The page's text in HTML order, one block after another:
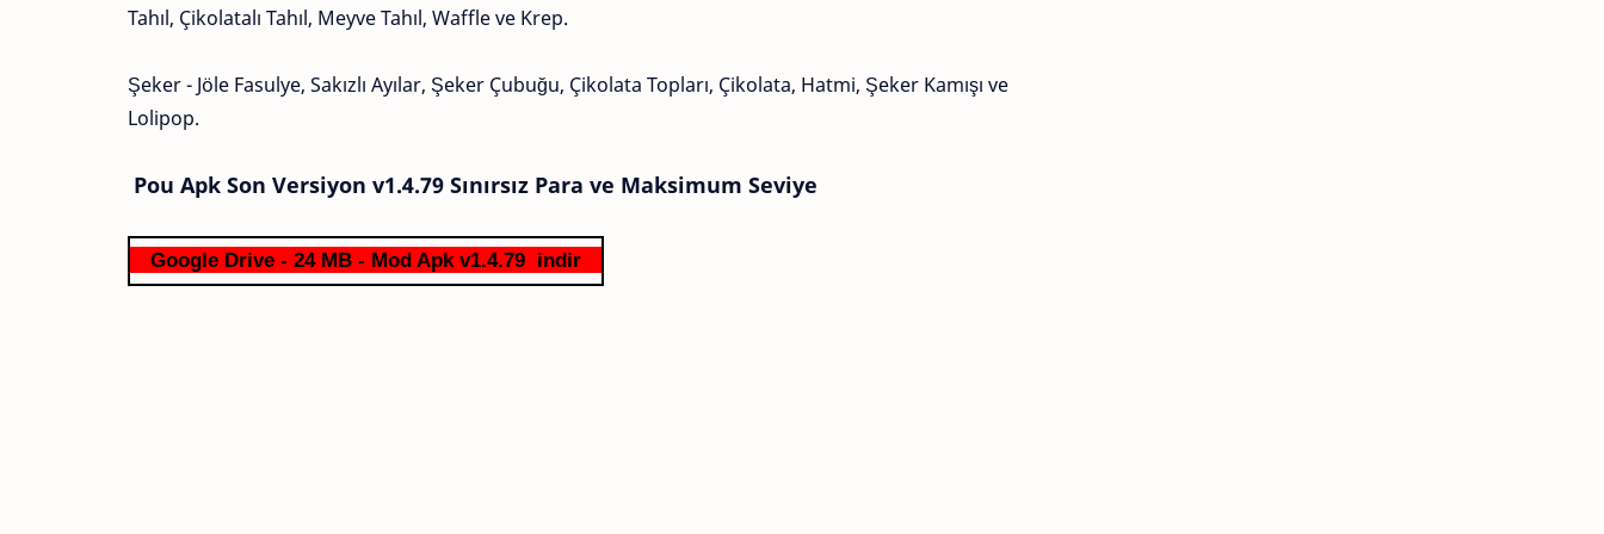
Tahıl, Çikolatalı Tahıl, Meyve Tahıl, Waffle ve Krep.
Şeker - Jöle Fasulye, Sakızlı Ayılar, Şeker Çubuğu, Çikolata Topları, Çikolata, Hatmi, Şeker Kamışı ve
Lolipop.
Pou Apk Son Versiyon v1.4.79 Sınırsız Para ve Maksimum Seviye
Google Drive - 24 MB - Mod Apk v1.4.79 indir